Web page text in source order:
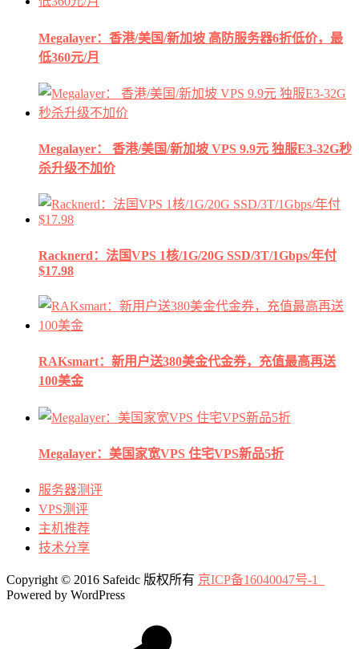
Megalayer：香港/美国/新加坡 高防服务器6折低价，最
低360元/月
Megalayer： 香港/美国/新加坡 VPS 9.9元 独服E3-32G秒
杀升级不加价
Racknerd：法国VPS 1核/1G/20G SSD/3T/1Gbps/年付
$17.98
RAKsmart：新用户送380美金代金券，充值最高再送
100美金
Megalayer：美国家宽VPS 住宅VPS新品5折
服务器测评
VPS测评
主机推荐
技术分享
Copyright © 2016 Safeidc 版权所有 京ICP备16040047号-1
Powered by WordPress